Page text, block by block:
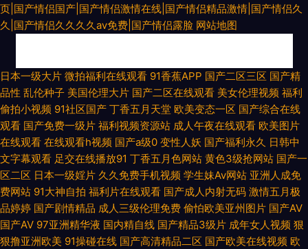
页|国产情侣国产|国产情侣激情在线|国产情侣精品激情|国产情侣久
久|国产情侣久久久久aⅴ免费|国产情侣露脸 网站地图
利院 欧美美女激情伦理一区二区三区四区 在线天堂官网 极品国产一区二区
三区 午夜亚洲精品福利 浮力影院最新地址 人xx视频在线观看 91免费国产在
线播放 看片基地 亚洲色情综合爱爱 国产亚洲一 探花三级片 超碰97人人乐
亚洲性爱视屏在线观看 久热精品 亚洲精品合集性欧美 国产精品第一区第27
页 日韩精品一区在线观看 99re视频这里 蜜芽AV久久 亚洲影院 国产欧美偷日
日本一级大片 微拍福利在线观看 91香蕉APP 国产二区三区 国产精
品性 乱伦种子 美国伦理大片 国产二区在线观看 美女伦理视频 福利
偷拍小视频 91社区国产 丁香五月天堂 欧美变态一区 国产综合在线
观看 国产免费一级片 福利视频资源站 成人午夜在线观看 欧美图片
在线观看 在线观看h视频 国产a级0 变性人妖 国产福利永久 日韩中
文字幕观看 足交在线播放91 丁香五月色网站 黄色3级抢网站 国产一
区二区 日本一级婬片 久久免费手机视频 学生妹Av网站 亚洲人成免
费网站 91大神自拍 福利片在线观看 国产成人内射无码 激情五月极
品婷婷 国产剧情精品 成人三级伦理免费 偷怕欧美亚州图片 国产AV
国产AV 97亚洲精华液 国内精自线 国产精品3级片 成年女人视频 狠
狠撸亚洲欧美 91操碰在线 国产高清精品二区 国产欧美在线视频 欧